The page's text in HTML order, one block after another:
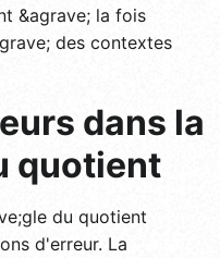
&agrave; la fois
des contextes
dans la
quotient
du quotient
d'erreur. La